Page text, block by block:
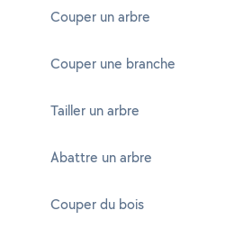
Couper un arbre
Couper une branche
Tailler un arbre
Abattre un arbre
Couper du bois